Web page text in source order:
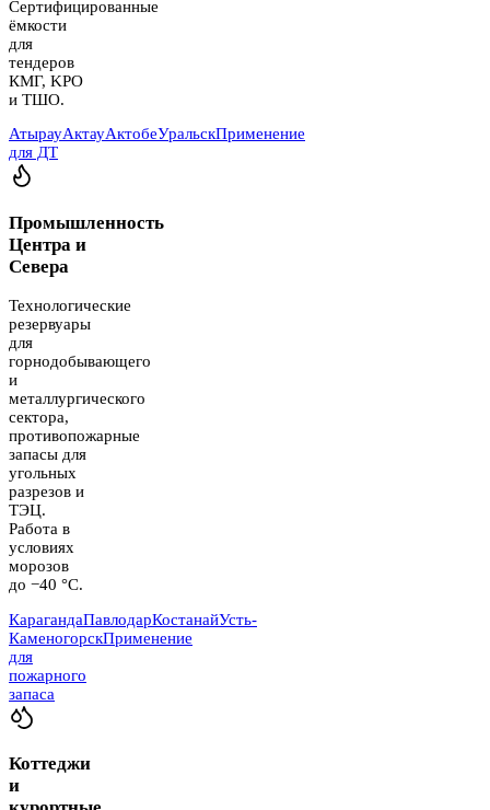
Сертифицированные
ёмкости
для
тендеров
КМГ, KPO
и ТШО.
АтырауАктауАктобеУральскПрименение
для ДТ
Промышленность
Центра и
Севера
Технологические
резервуары
для
горнодобывающего
и
металлургического
сектора,
противопожарные
запасы для
угольных
разрезов и
ТЭЦ.
Работа в
условиях
морозов
до −40 °C.
КарагандаПавлодарКостанайУсть-
КаменогорскПрименение
для
пожарного
запаса
Коттеджи
и